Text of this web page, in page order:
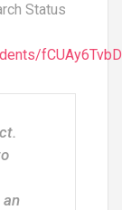
Status
an